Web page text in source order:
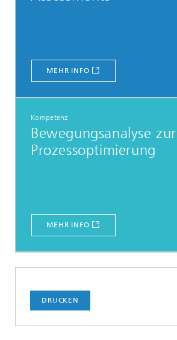
MEHR INFO
Kompetenz
Bewegungsanalyse zur
Prozessoptimierung
MEHR INFO
DRUCKEN